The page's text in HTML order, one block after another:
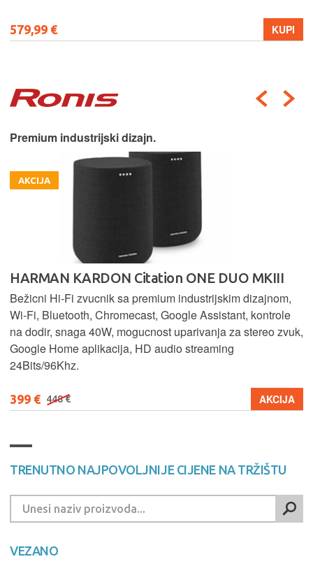
579,99 € KUPI
Premium industrijski dizajn.
AKCIJA
HARMAN KARDON Citation ONE DUO MKIII
Bežicni Hi-Fi zvucnik sa premium industrijskim dizajnom,
Wi-Fi, Bluetooth, Chromecast, Google Assistant, kontrole
na dodir, snaga 40W, mogucnost uparivanja za stereo zvuk,
Google Home aplikacija, HD audio streaming
24Bits/96Khz.
399 € 448 € AKCIJA
TRENUTNO NAJPOVOLJNIJE CIJENE NA TRŽIŠTU
VEZANO